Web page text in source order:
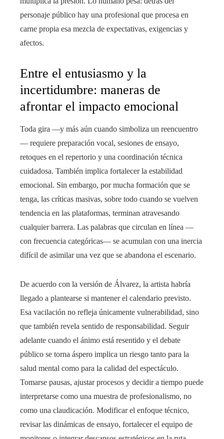
personaje público hay una profesional que procesa en
carne propia esa mezcla de expectativas, exigencias y
afectos.
Entre el entusiasmo y la
incertidumbre: maneras de
afrontar el impacto emocional
Toda gira —y más aún cuando simboliza un reencuentro
— requiere preparación vocal, sesiones de ensayo,
retoques en el repertorio y una coordinación técnica
cuidadosa. También implica fortalecer la estabilidad
emocional. Sin embargo, por mucha formación que se
tenga, las críticas masivas, sobre todo cuando se vuelven
tendencia en las plataformas, terminan atravesando
cualquier barrera. Las palabras que circulan en línea —
con frecuencia categóricas— se acumulan con una inercia
difícil de asimilar una vez que se abandona el escenario.
De acuerdo con la versión de Álvarez, la artista habría
llegado a plantearse si mantener el calendario previsto.
Esa vacilación no refleja únicamente vulnerabilidad, sino
que también revela sentido de responsabilidad. Seguir
adelante cuando el ánimo está resentido y el debate
público se torna áspero implica un riesgo tanto para la
salud mental como para la calidad del espectáculo.
Tomarse pausas, ajustar procesos y decidir a tiempo puede
interpretarse como una muestra de profesionalismo, no
como una claudicación. Modificar el enfoque técnico,
revisar las dinámicas de ensayo, fortalecer el equipo de